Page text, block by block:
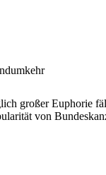
großer Euphorie
von